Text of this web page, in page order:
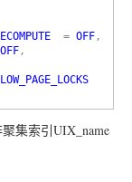
= OFF
OFF
集索引UIX_name